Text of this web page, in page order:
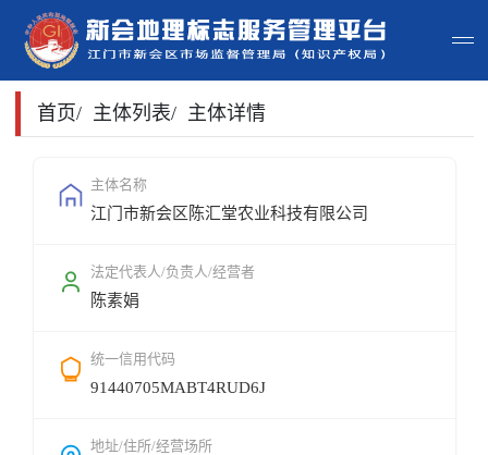
首页
政策法规
申请指南
地标地图
用户登录
首页/ 主体列表/ 主体详情
主体名称
江门市新会区陈汇堂农业科技有限公司
法定代表人/负责人/经营者
陈素娟
统一信用代码
91440705MABT4RUD6J
地址/住所/经营场所